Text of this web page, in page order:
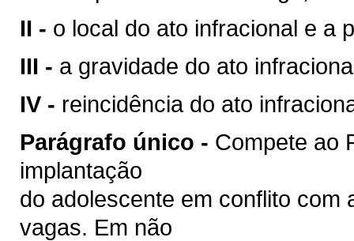
II - o local do ato infracional e a
III - a gravidade do ato
IV - reincidência do ato
Parágrafo único - Compete ao
implantação
do adolescente em conflito com
vagas. Em não